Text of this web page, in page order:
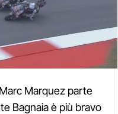
Marquez parte
Bagnaia è più bravo